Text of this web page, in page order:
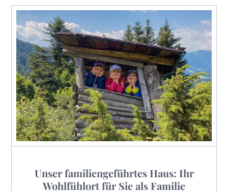
Unser familiengeführtes Haus: Ihr
Wohlfühlort für Sie als Familie